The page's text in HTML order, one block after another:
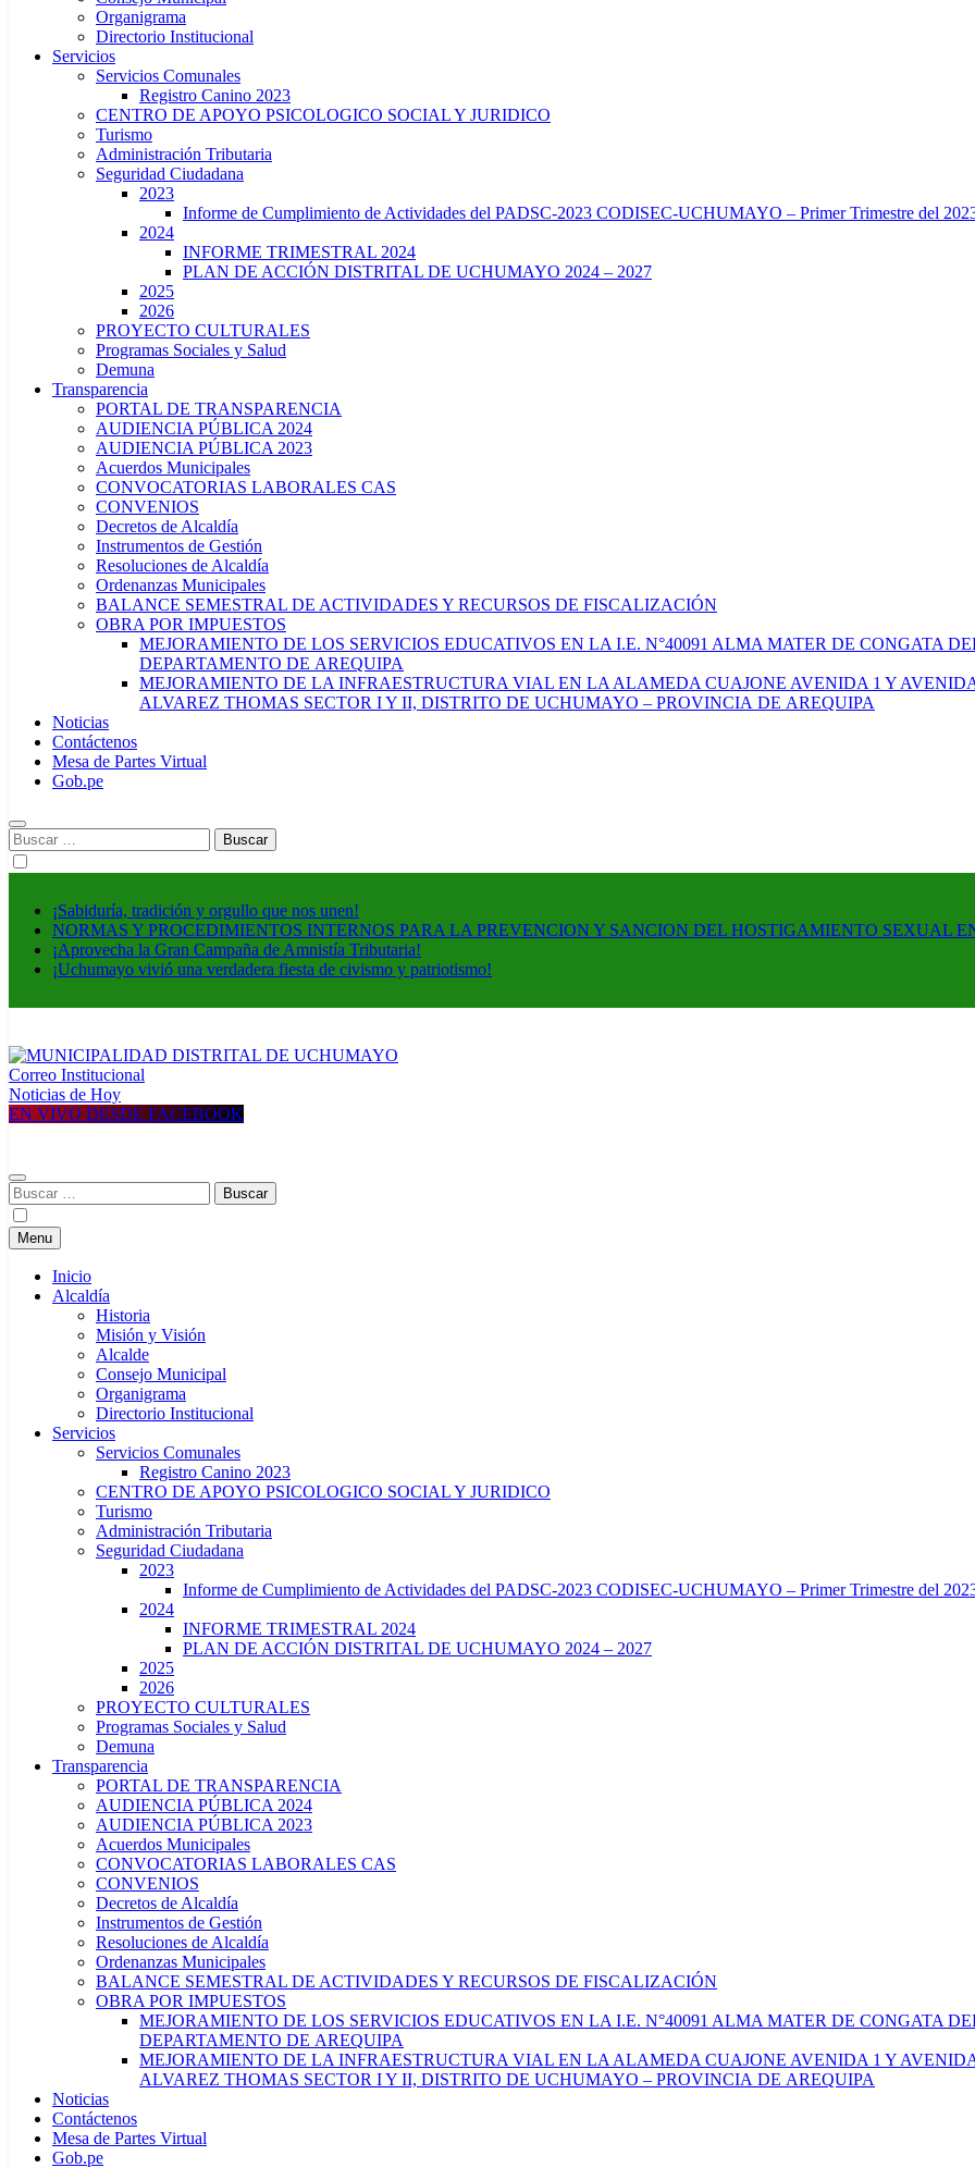
Organigrama
Directorio Institucional
Servicios
Servicios Comunales
Registro Canino 2023
CENTRO DE APOYO PSICOLOGICO SOCIAL Y JURIDICO
Turismo
Administración Tributaria
Seguridad Ciudadana
2023
Informe de Cumplimiento de Actividades del PADSC-2023 CODISEC-UCHUMAYO – Primer Trimestre del
2024
INFORME TRIMESTRAL 2024
PLAN DE ACCIÓN DISTRITAL DE UCHUMAYO 2024 – 2027
2025
2026
PROYECTO CULTURALES
Programas Sociales y Salud
Demuna
Transparencia
PORTAL DE TRANSPARENCIA
AUDIENCIA PÚBLICA 2024
AUDIENCIA PÚBLICA 2023
Acuerdos Municipales
CONVOCATORIAS LABORALES CAS
CONVENIOS
Decretos de Alcaldía
Instrumentos de Gestión
Resoluciones de Alcaldía
Ordenanzas Municipales
BALANCE SEMESTRAL DE ACTIVIDADES Y RECURSOS DE FISCALIZACIÓN
OBRA POR IMPUESTOS
MEJORAMIENTO DE LOS SERVICIOS EDUCATIVOS EN LA I.E. N°40091 ALMA MATER DE CONGATA
DEPARTAMENTO DE AREQUIPA
MEJORAMIENTO DE LA INFRAESTRUCTURA VIAL EN LA ALAMEDA CUAJONE AVENIDA 1 Y
ALVAREZ THOMAS SECTOR I Y II, DISTRITO DE UCHUMAYO – PROVINCIA DE AREQUIPA
Noticias
Contáctenos
Mesa de Partes Virtual
Gob.pe
Buscar:
¡Sabiduría, tradición y orgullo que nos unen!
NORMAS Y PROCEDIMIENTOS INTERNOS PARA LA PREVENCION Y SANCION DEL HOSTIGAMIENTO SEXUAL
¡Aprovecha la Gran Campaña de Amnistía Tributaria!
¡Uchumayo vivió una verdadera fiesta de civismo y patriotismo!
MUNICIPALIDAD DISTRITAL DE UCHUMAYO
Construyendo una nueva Historia
Correo Institucional
Noticias de Hoy
EN VIVO DESDE FACEBOOK
Buscar:
Menu
Inicio
Alcaldía
Historia
Misión y Visión
Alcalde
Consejo Municipal
Organigrama
Directorio Institucional
Servicios
Servicios Comunales
Registro Canino 2023
CENTRO DE APOYO PSICOLOGICO SOCIAL Y JURIDICO
Turismo
Administración Tributaria
Seguridad Ciudadana
2023
Informe de Cumplimiento de Actividades del PADSC-2023 CODISEC-UCHUMAYO – Primer Trimestre del
2024
INFORME TRIMESTRAL 2024
PLAN DE ACCIÓN DISTRITAL DE UCHUMAYO 2024 – 2027
2025
2026
PROYECTO CULTURALES
Programas Sociales y Salud
Demuna
Transparencia
PORTAL DE TRANSPARENCIA
AUDIENCIA PÚBLICA 2024
AUDIENCIA PÚBLICA 2023
Acuerdos Municipales
CONVOCATORIAS LABORALES CAS
CONVENIOS
Decretos de Alcaldía
Instrumentos de Gestión
Resoluciones de Alcaldía
Ordenanzas Municipales
BALANCE SEMESTRAL DE ACTIVIDADES Y RECURSOS DE FISCALIZACIÓN
OBRA POR IMPUESTOS
MEJORAMIENTO DE LOS SERVICIOS EDUCATIVOS EN LA I.E. N°40091 ALMA MATER DE CONGATA
DEPARTAMENTO DE AREQUIPA
MEJORAMIENTO DE LA INFRAESTRUCTURA VIAL EN LA ALAMEDA CUAJONE AVENIDA 1 Y
ALVAREZ THOMAS SECTOR I Y II, DISTRITO DE UCHUMAYO – PROVINCIA DE AREQUIPA
Noticias
Contáctenos
Mesa de Partes Virtual
Gob.pe